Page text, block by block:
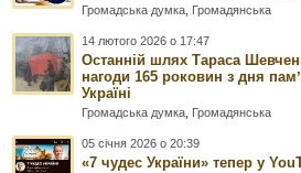
Громадська думка Громадянська
14 лютого 2026 о 17:47
Останній шлях Тараса
нагоди 165 роковин з дня
Україні
Громадська думка Громадянська
05 січня 2026 о 20:39
«7 чудес України» тепер у